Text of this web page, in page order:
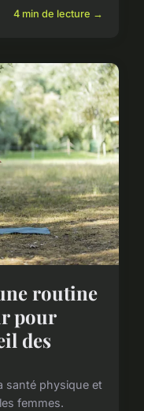
4 min de lecture →
routine
pour
des
santé physique et
femmes.